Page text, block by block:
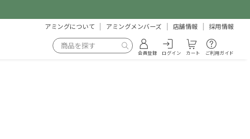
アミングについて アミングメンバーズ 店舗情報 採用情報
会員登録 ログイン カート ご利用ガイド